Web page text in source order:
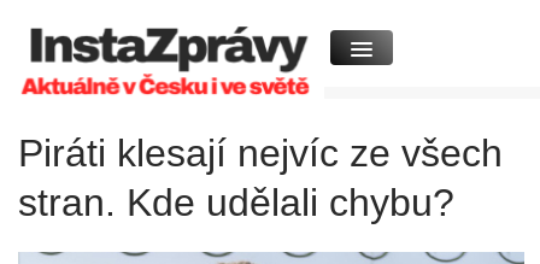
Piráti klesají nejvíc ze všech
stran. Kde udělali chybu?